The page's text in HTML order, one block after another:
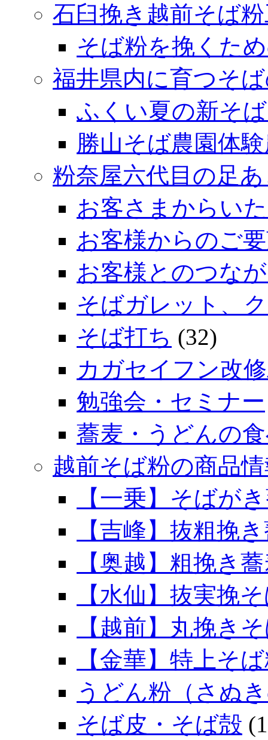
石臼挽き越前そば
そば粉を挽くた
福井県内に育つそ
ふくい夏の新そ
勝山そば農園体
粉奈屋六代目の足
お客さまからい
お客様からのご
お客様とのつな
そばガレット、
そば打ち (32)
カガセイフン改
勉強会・セミナー
蕎麦・うどんの
越前そば粉の商品
【一乗】そばが
【吉峰】抜粗挽
【奥越】粗挽き
【水仙】抜実挽
【越前】丸挽き
【金華】特上そ
うどん粉（さぬ
そば皮・そば殻